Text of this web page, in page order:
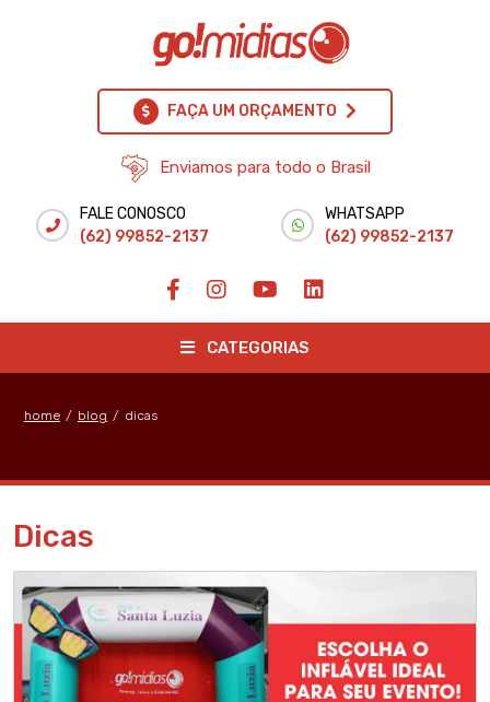
FAÇA UM ORÇAMENTO
Enviamos para todo o Brasil
FALE CONOSCO
(62) 99852-2137
WHATSAPP
(62) 99852-2137
CATEGORIAS
home / blog / dicas
Dicas